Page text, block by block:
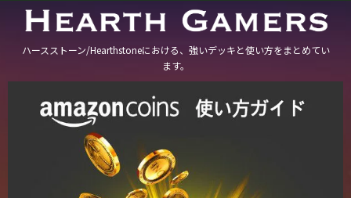
ハースストーン/Hearthstoneにおける、強いデッキと使い方をまとめてい
ます。